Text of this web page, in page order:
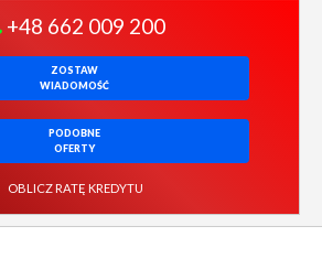
+48 662 009 200
ZOSTAW
WIADOMOŚĆ
PODOBNE
OFERTY
OBLICZ RATĘ KREDYTU